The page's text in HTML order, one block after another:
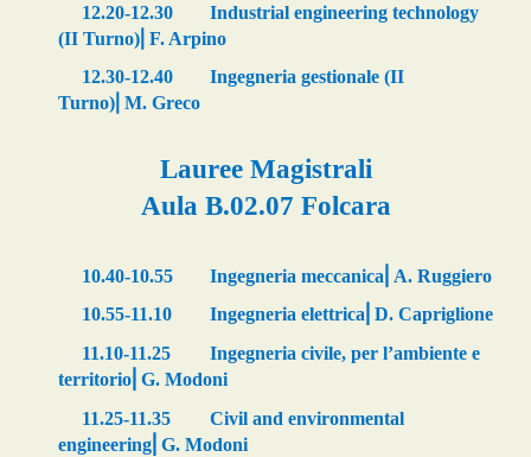
12.20-12.30
Industrial engineering technology
(II Turno) ⎜F. Arpino
12.30-12.40
Ingegneria gestionale (II
Turno) ⎜M. Greco
Lauree Magistrali
Aula B.02.07 Folcara
10.40-10.55 Ingegneria meccanica A. Ruggiero
10.55-11.10
Ingegneria elettrica ⎜D. Capriglione
11.10-11.25
Ingegneria civile, per l’ambiente e
territorio ⎜G. Modoni
11.25-11.35
Civil and environmental
engineering ⎜G. Modoni